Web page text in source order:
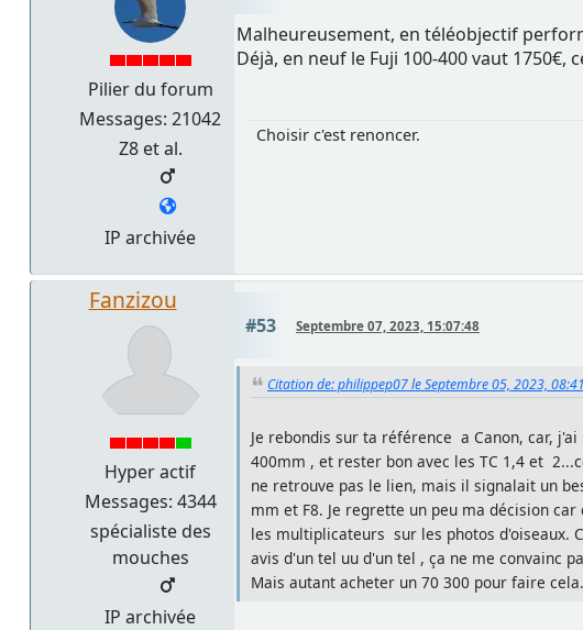
Pilier du forum
Messages: 21042
Z8 et al.
IP archivée
Malheureusement, en téléobjectif
Déjà, en neuf le Fuji 100-400 vaut 1750€,
Choisir c'est renoncer.
Fanzizou
Hyper actif
Messages: 4344
spécialiste des
mouches
IP archivée
#53 Septembre 07, 2023, 15:07:48
Citation de: philippep07 le Septembre 05, 2023,
Je rebondis sur ta référence a Canon, car,
400mm , et rester bon avec les TC 1,4 et
ne retrouve pas le lien, mais il signalait un
mm et F8. Je regrette un peu ma décision
les multiplicateurs sur les photos d'oiseaux.
avis d'un tel uu d'un tel , ça ne me convainc
Mais autant acheter un 70 300 pour faire cela.